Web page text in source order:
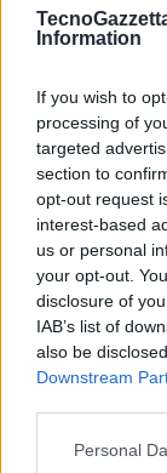
Information
If you wish to
processing of
targeted
section to
opt-out request
interest-based
us or personal
your opt-out.
disclosure of
IAB’s list of
also be
Downstream
Personal
Avere
tanto quanto
resto dei nostri
Non fidarsi
password
: a
aziende non vi
Dunque, se
password, la
e cambiare la
“Gli hacker non
momenti, e il
online che
infonde a tutti noi.